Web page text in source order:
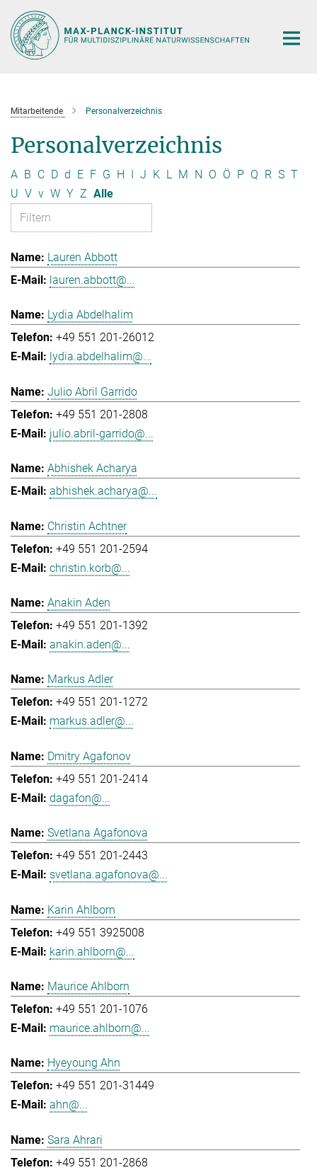
Hauptinhalt
Mitarbeitende Personalverzeichnis
Personalverzeichnis
A B C D d E F G H I J K L M N O Ö P Q R S T
U V v W Y Z Alle
Lauren Abbott
lauren.abbott@...
Lydia Abdelhalim
+49 551 201-26012
lydia.abdelhalim@...
Julio Abril Garrido
+49 551 201-2808
julio.abril-garrido@...
Abhishek Acharya
abhishek.acharya@...
Christin Achtner
+49 551 201-2594
christin.korb@...
Anakin Aden
+49 551 201-1392
anakin.aden@...
Markus Adler
+49 551 201-1272
markus.adler@...
Dmitry Agafonov
+49 551 201-2414
dagafon@...
Svetlana Agafonova
+49 551 201-2443
svetlana.agafonova@...
Karin Ahlborn
+49 551 3925008
karin.ahlborn@...
Maurice Ahlborn
+49 551 201-1076
maurice.ahlborn@...
Hyeyoung Ahn
+49 551 201-31449
ahn@...
Sara Ahrari
+49 551 201-2868